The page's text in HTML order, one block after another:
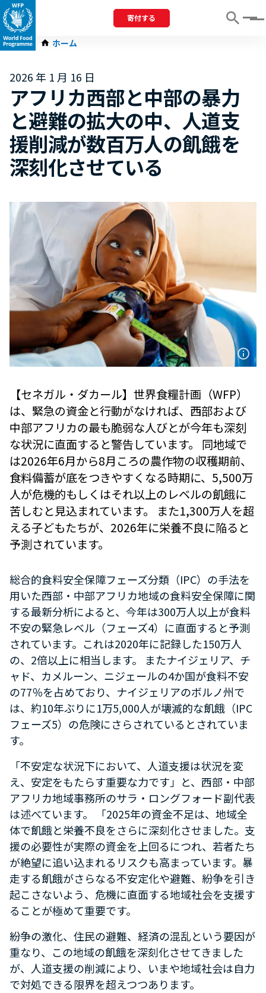
寄付する Menu
ホーム
2026 年 1 月 16 日
アフリカ西部と中部の暴力
と避難の拡大の中、人道支
援削減が数百万人の飢餓を
深刻化させている
【セネガル・ダカール】世界食糧計画（WFP）
は、緊急の資金と行動がなければ、西部および
中部アフリカの最も脆弱な人びとが今年も深刻
な状況に直面すると警告しています。 同地域で
は2026年6月から8月ころの農作物の収穫期前、
食料備蓄が底をつきやすくなる時期に、5,500万
人が危機的もしくはそれ以上のレベルの飢餓に
苦しむと見込まれています。 また1,300万人を超
える子どもたちが、2026年に栄養不良に陥ると
予測されています。
総合的食料安全保障フェーズ分類（IPC）の手法を
用いた西部・中部アフリカ地域の食料安全保障に関
する最新分析によると、今年は300万人以上が食料
不安の緊急レベル（フェーズ4）に直面すると予測
されています。これは2020年に記録した150万人
の、2倍以上に相当します。 またナイジェリア、チ
ャド、カメルーン、ニジェールの4か国が食料不安
の77％を占めており、ナイジェリアのボルノ州で
は、約10年ぶりに1万5,000人が壊滅的な飢餓（IPC
フェーズ5）の危険にさらされているとされていま
す。
「不安定な状況下において、人道支援は状況を変
え、安定をもたらす重要な力です」と、西部・中部
アフリカ地域事務所のサラ・ロングフォード副代表
は述べています。 「2025年の資金不足は、地域全
体で飢餓と栄養不良をさらに深刻化させました。支
援の必要性が実際の資金を上回るにつれ、若者たち
が絶望に追い込まれるリスクも高まっています。暴
走する飢餓がさらなる不安定化や避難、紛争を引き
起こさないよう、危機に直面する地域社会を支援す
ることが極めて重要です。
紛争の激化、住民の避難、経済の混乱という要因が
重なり、この地域の飢餓を深刻化させてきました
が、人道支援の削減により、いまや地域社会は自力
で対処できる限界を超えつつあります。